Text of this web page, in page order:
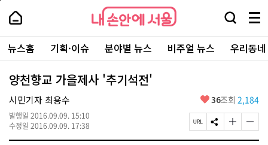
본
로
가
내
손
안
에
서
울
-
서
울
시
대
표
소
내
손
에
울
검
창
열
기
메
뉴
전
체
보
주
요
서
뉴스홈 기획·이슈 분야별 뉴스 비주얼 뉴스 우리동
양천향교 가을제사 '추기석전'
시민기자 최용수
발행일 2016.09.09. 15:10
수정일 2016.09.09. 17:38
좋
요
36조회 2,184
페
이
S
N
글
자
글
자
페
상
단
로